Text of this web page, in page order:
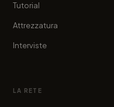
Tutorial
Attrezzatura
Interviste
LA RETE